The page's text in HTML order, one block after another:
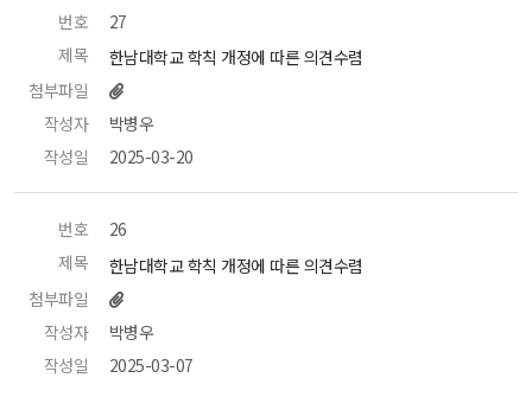
번호
27
제목
한남대학교 학칙 개정에 따른 의견수렴
첨부파일
작성자
박병우
작성일
2025-03-20
번호
26
제목
한남대학교 학칙 개정에 따른 의견수렴
첨부파일
작성자
박병우
작성일
2025-03-07